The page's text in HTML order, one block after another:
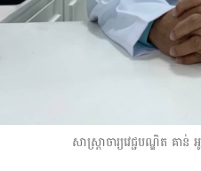
សាស្ត្រាចារ្យវេជ្ជបណ្ឌិត គ